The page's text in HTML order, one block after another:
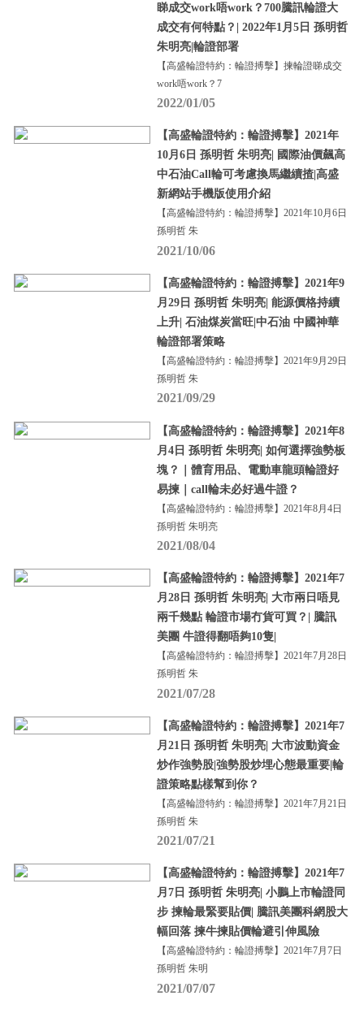
睇成交work唔work？700騰訊輪證大
成交有何特點？| 2022年1月5日 孫明哲
朱明亮|輪證部署
【高盛輪證特約：輪證搏擊】揀輪證睇成交
work唔work？7
2022/01/05
【高盛輪證特約：輪證搏擊】2021年
10月6日 孫明哲 朱明亮| 國際油價飆高
中石油Call輪可考慮換馬繼續揸|高盛
新網站手機版使用介紹
【高盛輪證特約：輪證搏擊】2021年10月6日
孫明哲 朱
2021/10/06
【高盛輪證特約：輪證搏擊】2021年9
月29日 孫明哲 朱明亮| 能源價格持續
上升| 石油煤炭當旺|中石油 中國神華
輪證部署策略
【高盛輪證特約：輪證搏擊】2021年9月29日
孫明哲 朱
2021/09/29
【高盛輪證特約：輪證搏擊】2021年8
月4日 孫明哲 朱明亮| 如何選擇強勢板
塊？｜體育用品、電動車龍頭輪證好
易揀｜call輪未必好過牛證？
【高盛輪證特約：輪證搏擊】2021年8月4日
孫明哲 朱明亮
2021/08/04
【高盛輪證特約：輪證搏擊】2021年7
月28日 孫明哲 朱明亮| 大市兩日唔見
兩千幾點 輪證市場冇貨可買？| 騰訊
美團 牛證得翻唔夠10隻|
【高盛輪證特約：輪證搏擊】2021年7月28日
孫明哲 朱
2021/07/28
【高盛輪證特約：輪證搏擊】2021年7
月21日 孫明哲 朱明亮| 大市波動資金
炒作強勢股|強勢股炒埋心態最重要|輪
證策略點樣幫到你？
【高盛輪證特約：輪證搏擊】2021年7月21日
孫明哲 朱
2021/07/21
【高盛輪證特約：輪證搏擊】2021年7
月7日 孫明哲 朱明亮| 小鵬上市輪證同
步 揀輪最緊要貼價| 騰訊美團科網股大
幅回落 揀牛揀貼價輪避引伸風險
【高盛輪證特約：輪證搏擊】2021年7月7日
孫明哲 朱明
2021/07/07